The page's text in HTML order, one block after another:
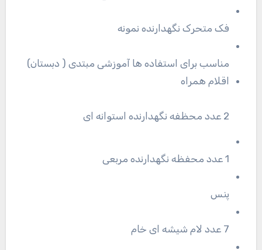
فک متحرک نگهدارنده نمونه
مناسب برای استفاده ها آموزشی مبتدی ( دبستان)
اقلام همراه
2 عدد محظفه نگهدارنده استوانه ای
1 عدد محفظه نگهدارنده مربعی
پنس
7 عدد لام شیشه ای خام